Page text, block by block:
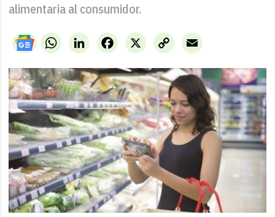
alimentaria al consumidor.
WhatsAppLinkedIn X
Facebook
Copy
Link
Email